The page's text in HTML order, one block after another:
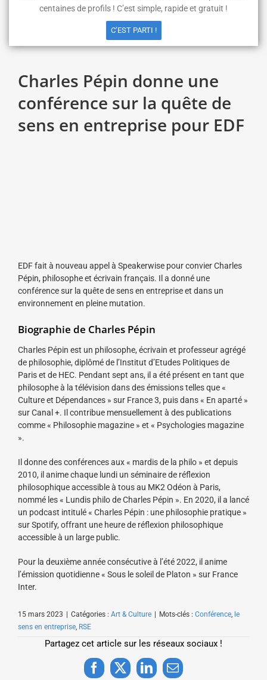
Charles Pépin donne une
conférence sur la quête de
sens en entreprise pour EDF
EDF fait à nouveau appel à Speakerwise pour convier Charles
Pépin, philosophe et écrivain français. Il a donné une
conférence sur la quête de sens en entreprise et dans un
environnement en pleine mutation.
Biographie de Charles Pépin
Charles Pépin est un philosophe, écrivain et professeur agrégé
de philosophie, diplômé de l’Institut d’Etudes Politiques de
Paris et de HEC. Pendant sept ans, il a été présent en tant que
philosophe à la télévision dans des émissions telles que «
Culture et Dépendances » sur France 3, puis dans « En aparté »
sur Canal +. Il contribue mensuellement à des publications
comme « Philosophie magazine » et « Psychologies magazine
».
Il donne des conférences aux « mardis de la philo » et depuis
2010, il anime chaque lundi un séminaire de réflexion
philosophique accessible à tous au MK2 Odéon à Paris,
nommé les « Lundis philo de Charles Pépin ». En 2020, il a lancé
un podcast intitulé « Charles Pépin : une philosophie pratique »
sur Spotify, offrant une heure de réflexion philosophique
accessible à un large public.
Pour la deuxième année consécutive à l’été 2022, il anime
l’émission quotidienne « Sous le soleil de Platon » sur France
Inter.
15 mars 2023 Catégories : Art & Culture Mots-clés : Conférence, le
sens en entreprise, RSE
Partagez cet article sur les réseaux sociaux !
Facebook
X LinkedInEmail
centaines de profils ! C’est simple, rapide et gratuit !
C’EST PARTI !